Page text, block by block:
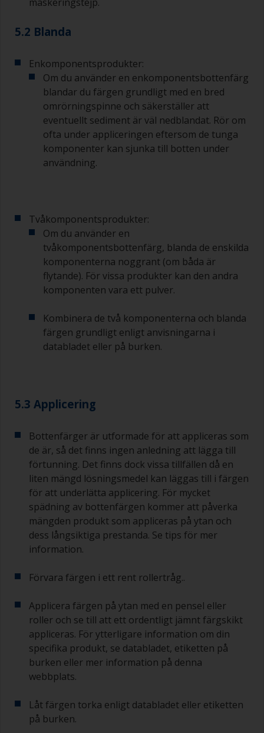
för att undvika kontaminering.
Kvaliteten på de penslar som krävs för
används för applicering av lackgrundfärg eller
lackfärg.
För att minimera penseldrag kan du hålla
penseln i 45 graders vinkel mot ytan.
För att rengöra penslar, häll upp lite förtunning i
en lämplig behållare så att du kan göra rent dem
om dess borst börjar täppas till på grund av
härdad eller förtjockad färg.
Om du märker av rinningar när färgen appliceras
är den antingen för tunn eller så använder du för
mycket.
Undvik att använda färg direkt från burken
eftersom det kan medföra kontaminering och
att färgen åldras i förtid på grund av avdunstning
förväntar dig att använda inom 30 minuter i en
separat behållare.
Gamla syltburkar eller torra, rena plåtburkar kan
färg och härdare för de mindre jobben.
bottenfärg måste du se till att övermålningstiden
mellan sista appliceringen av epoxigrundfärgen
och det första skiktet bottenfärg inte är längre
än vad som anges i databladet eller på etiketten.
Detta gäller särskilt för epoxibaserade
grundfärger. Om du missar det här intervallet
måste du antingen slipa grundfärgen eller
applicera ett till skikt och se till att du inte missar
övermålningsintervallet vid detta andra försök.
rinningar (eller innehåller kontamineringar) som
Börja med 220 papper och om det sätts igen
kan du använda 120 papper. Om du använder
grövre slippapper riskerar du att avlägsna för
mycket av produkten och/eller slipa ner till
underlaget. På etiketten finns
övermålningsinformation, som tex
övermålningstid för bottenfärg.
5.2 Blanda
Enkomponentsprodukter:
Om du använder en enkomponentsbottenfärg
blandar du färgen grundligt med en bred
omrörningspinne och säkerställer att
eventuellt sediment är väl nedblandat. Rör om
ofta under appliceringen eftersom de tunga
komponenter kan sjunka till botten under
användning.
Tvåkomponentsprodukter:
Om du använder en
tvåkomponentsbottenfärg, blanda de enskilda
komponenterna noggrant (om båda är
flytande). För vissa produkter kan den andra
komponenten vara ett pulver.
Kombinera de två komponenterna och blanda
färgen grundligt enligt anvisningarna i
databladet eller på burken.
5.3 Applicering
Bottenfärger är utformade för att appliceras som
de är, så det finns ingen anledning att lägga till
förtunning. Det finns dock vissa tillfällen då en
liten mängd lösningsmedel kan läggas till i färgen
för att underlätta applicering. För mycket
spädning av bottenfärgen kommer att påverka
mängden produkt som appliceras på ytan och
dess långsiktiga prestanda. Se tips för mer
information.
Förvara färgen i ett rent rollertråg..
Applicera färgen på ytan med en pensel eller
roller och se till att ett ordentligt jämnt färgskikt
appliceras. För ytterligare information om din
specifika produkt, se databladet, etiketten på
burken eller mer information på denna
webbplats.
Låt färgen torka enligt databladet eller etiketten
på burken.